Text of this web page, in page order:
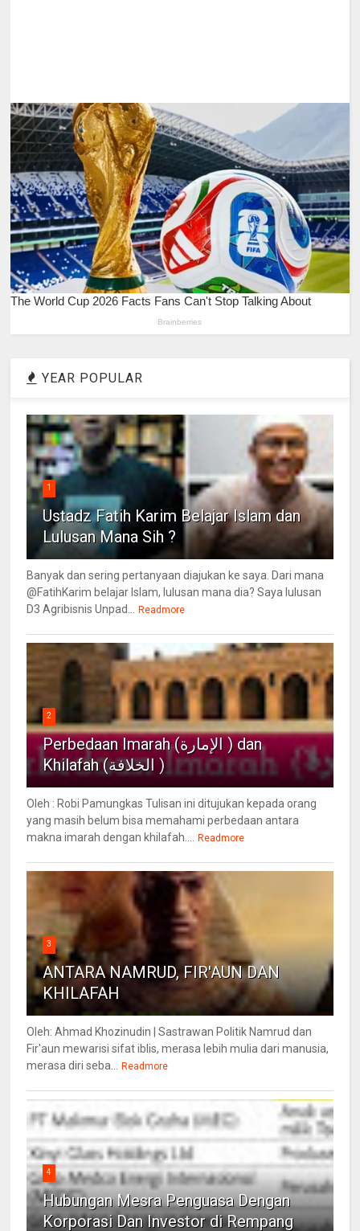
YEAR POPULAR
1
Ustadz Fatih Karim Belajar Islam dan
Lulusan Mana Sih ?
Banyak dan sering pertanyaan diajukan ke saya. Dari mana
@FatihKarim belajar Islam, lulusan mana dia? Saya lulusan
D3 Agribisnis Unpad...
Readmore
2
Perbedaan Imarah (الإمارة ) dan
Khilafah (الخلافة )
Oleh : Robi Pamungkas Tulisan ini ditujukan kepada orang
yang masih belum bisa memahami perbedaan antara
makna imarah dengan khilafah....
Readmore
3
ANTARA NAMRUD, FIR'AUN DAN
KHILAFAH
Oleh: Ahmad Khozinudin | Sastrawan Politik Namrud dan
Fir'aun mewarisi sifat iblis, merasa lebih mulia dari manusia,
merasa diri seba...
Readmore
4
Hubungan Mesra Penguasa Dengan
Korporasi Dan Investor di Rempang